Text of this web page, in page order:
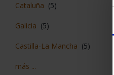
Cataluña (5)
Galicia (5)
Castilla-La Mancha (5)
más ...